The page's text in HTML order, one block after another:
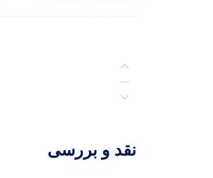
نظرات (0)
نقد و بررسی